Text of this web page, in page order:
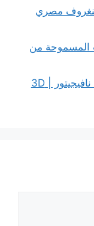
مصري
المسموحة من
جهاز كشف الذهب والكنوز جراوند نافيجيتور | 3D